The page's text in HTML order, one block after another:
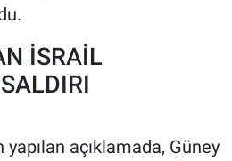
İSRAİL
açıklamada, Güney